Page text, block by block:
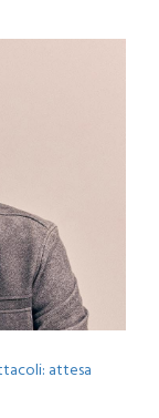
attesa